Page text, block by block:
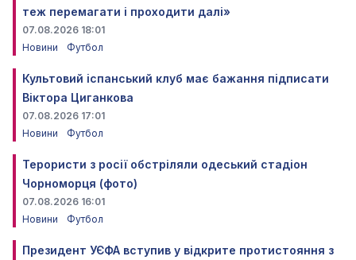
теж перемагати і проходити далі»
07.08.2026 18:01
Новини
Футбол
Культовий іспанський клуб має бажання підписати
Віктора Циганкова
07.08.2026 17:01
Новини
Футбол
Терористи з росії обстріляли одеський стадіон
Чорноморця (фото)
07.08.2026 16:01
Новини
Футбол
Президент УЄФА вступив у відкрите протистояння з